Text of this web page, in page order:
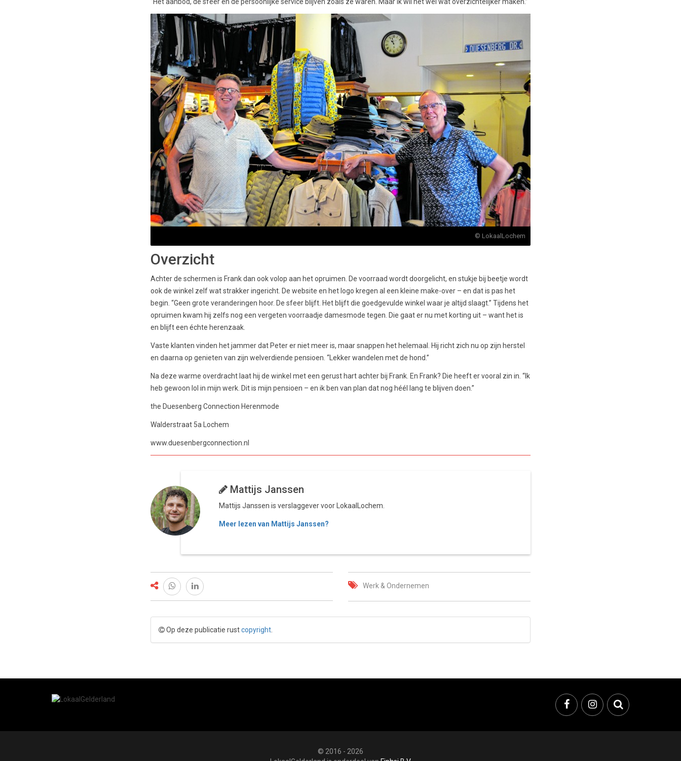
© LokaalLochem
Overzicht
Achter de schermen is Frank dan ook volop aan het opruimen. De voorraad wordt doorgelicht, en stukje bij beetje wordt
ook de winkel zelf wat strakker ingericht. De website en het logo kregen al een kleine make-over – en dat is pas het
begin. “Geen grote veranderingen hoor. De sfeer blijft. Het blijft die goedgevulde winkel waar je altijd slaagt.” Tijdens het
opruimen kwam hij zelfs nog een vergeten voorraadje damesmode tegen. Die gaat er nu met korting uit – want het is
en blijft een échte herenzaak.
Vaste klanten vinden het jammer dat Peter er niet meer is, maar snappen het helemaal. Hij richt zich nu op zijn herstel
en daarna op genieten van zijn welverdiende pensioen. “Lekker wandelen met de hond.”
Na deze warme overdracht laat hij de winkel met een gerust hart achter bij Frank. En Frank? Die heeft er vooral zin in. “Ik
heb gewoon lol in mijn werk. Dit is mijn pensioen – en ik ben van plan dat nog héél lang te blijven doen.”
the Duesenberg Connection Herenmode
Walderstraat 5a Lochem
www.duesenbergconnection.nl
Mattijs Janssen
Mattijs Janssen is verslaggever voor LokaalLochem.
Meer lezen van Mattijs Janssen?
Werk & Ondernemen
Op deze publicatie rustcopyright
© 2016 - 2026